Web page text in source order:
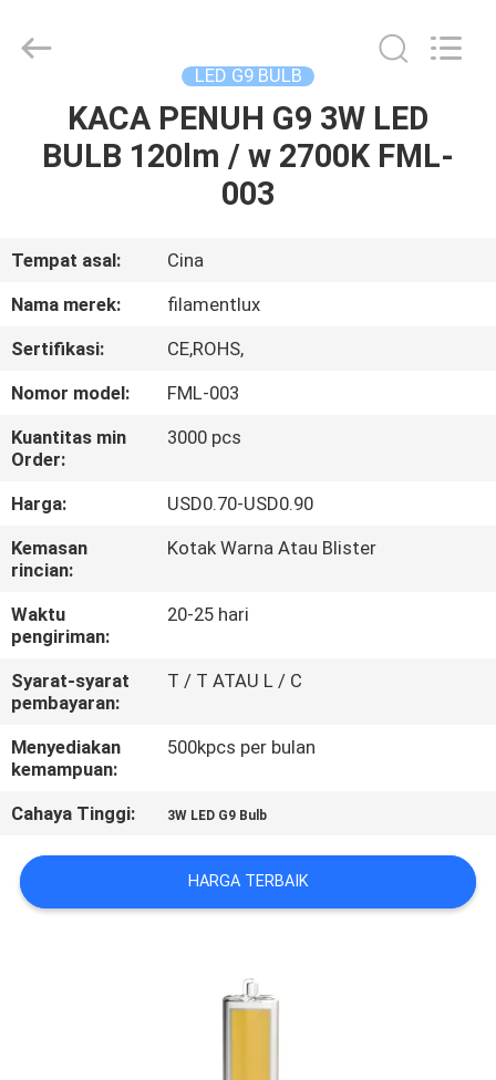
RUMAH
TENTANG
KAMI
TUR
PABRIK
KONTROL
KUALITAS
HUBUNGI
KAMI
PERMINTAAN
SITEMAP
PRIVACY
POLICY
Technology
LED G9 BULB
KACA PENUH G9 3W LED
BULB 120lm / w 2700K FML-
003
Tempat asal:
Cina
Nama merek:
filamentlux
Sertifikasi:
CE,ROHS,
Nomor model:
FML-003
Kuantitas min
Order:
3000 pcs
Harga:
USD0.70-USD0.90
Kemasan
rincian:
Kotak Warna Atau Blister
Waktu
pengiriman:
20-25 hari
Syarat-syarat
pembayaran:
T / T ATAU L / C
Menyediakan
kemampuan:
500kpcs per bulan
Cahaya Tinggi: 3W LED G9 Bulb
HARGA TERBAIK